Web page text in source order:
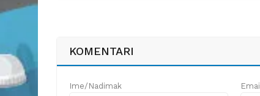
KOMENTARI
Ime/Nadimak Email